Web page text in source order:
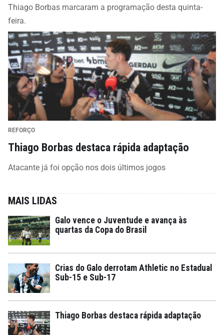
Thiago Borbas marcaram a programação desta quinta-
feira.
REFORÇO
Thiago Borbas destaca rápida adaptação
Atacante já foi opção nos dois últimos jogos
MAIS LIDAS
Galo vence o Juventude e avança às
quartas da Copa do Brasil
Crias do Galo derrotam Athletic no Estadual
Sub-15 e Sub-17
Thiago Borbas destaca rápida adaptação